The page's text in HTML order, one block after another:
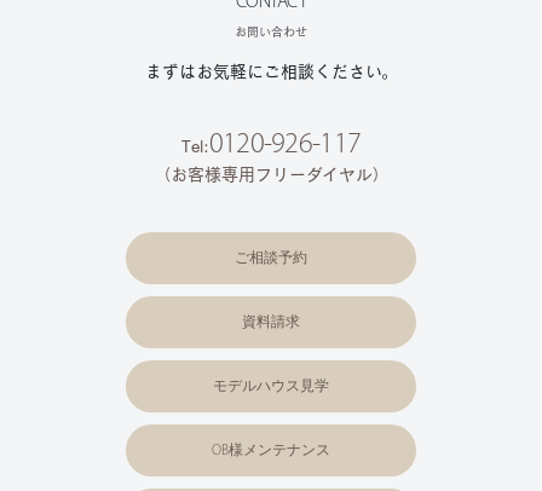
お問い合わせ
まずはお気軽にご相談ください。
Tel:0120-926-117
（お客様専用フリーダイヤル）
ご相談予約
資料請求
モデルハウス見学
OB様メンテナンス